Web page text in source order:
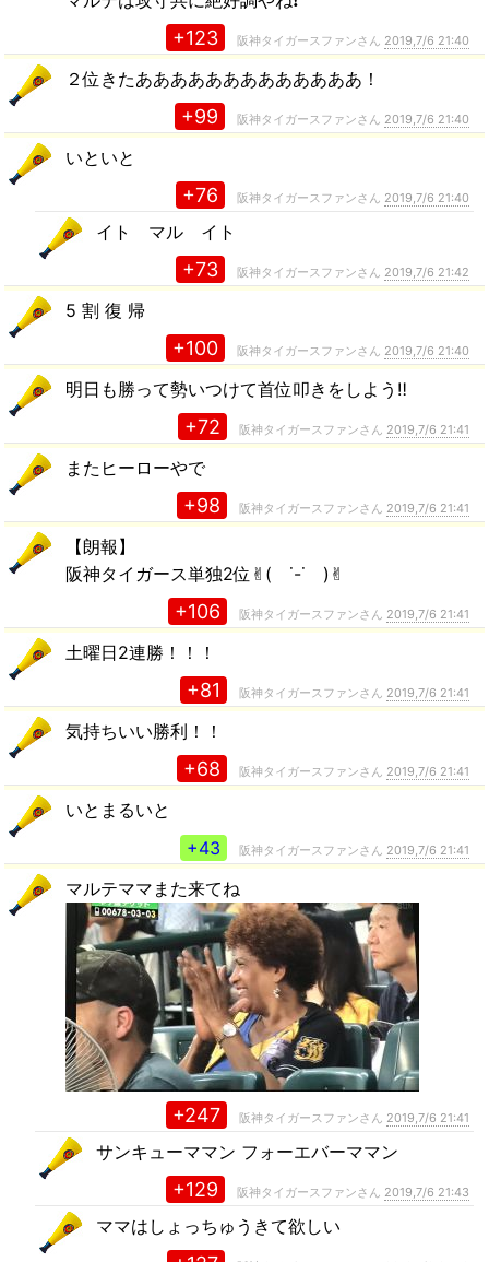
+123 阪神タイガースファンさん 2019,7/6 21:40
２位きたあああああああああああああ！
+99 阪神タイガースファンさん 2019,7/6 21:40
いといと
+76 阪神タイガースファンさん 2019,7/6 21:40
イト マル イト
+73 阪神タイガースファンさん 2019,7/6 21:42
5 割 復 帰
+100 阪神タイガースファンさん 2019,7/6 21:40
明日も勝って勢いつけて首位叩きをしよう‼︎
+72 阪神タイガースファンさん 2019,7/6 21:41
またヒーローやで
+98 阪神タイガースファンさん 2019,7/6 21:41
【朗報】
阪神タイガース単独2位✌︎( ˙-˙ )✌︎
+106 阪神タイガースファンさん 2019,7/6 21:41
土曜日2連勝！！！
+81 阪神タイガースファンさん 2019,7/6 21:41
気持ちいい勝利！！
+68 阪神タイガースファンさん 2019,7/6 21:41
いとまるいと
+43
阪神タイガースファンさん 2019,7/6 21:41
マルテママまた来てね
+247 阪神タイガースファンさん 2019,7/6 21:41
サンキューママン フォーエバーママン
+129 阪神タイガースファンさん 2019,7/6 21:43
ママはしょっちゅうきて欲しい